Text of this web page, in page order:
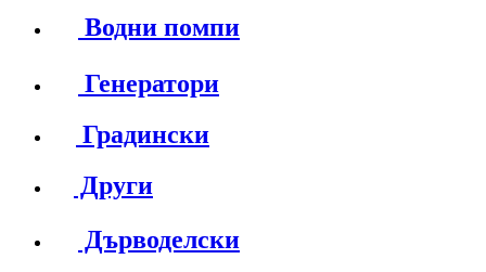
Водни помпи
Генератори
Градински
Други
Дърводелски